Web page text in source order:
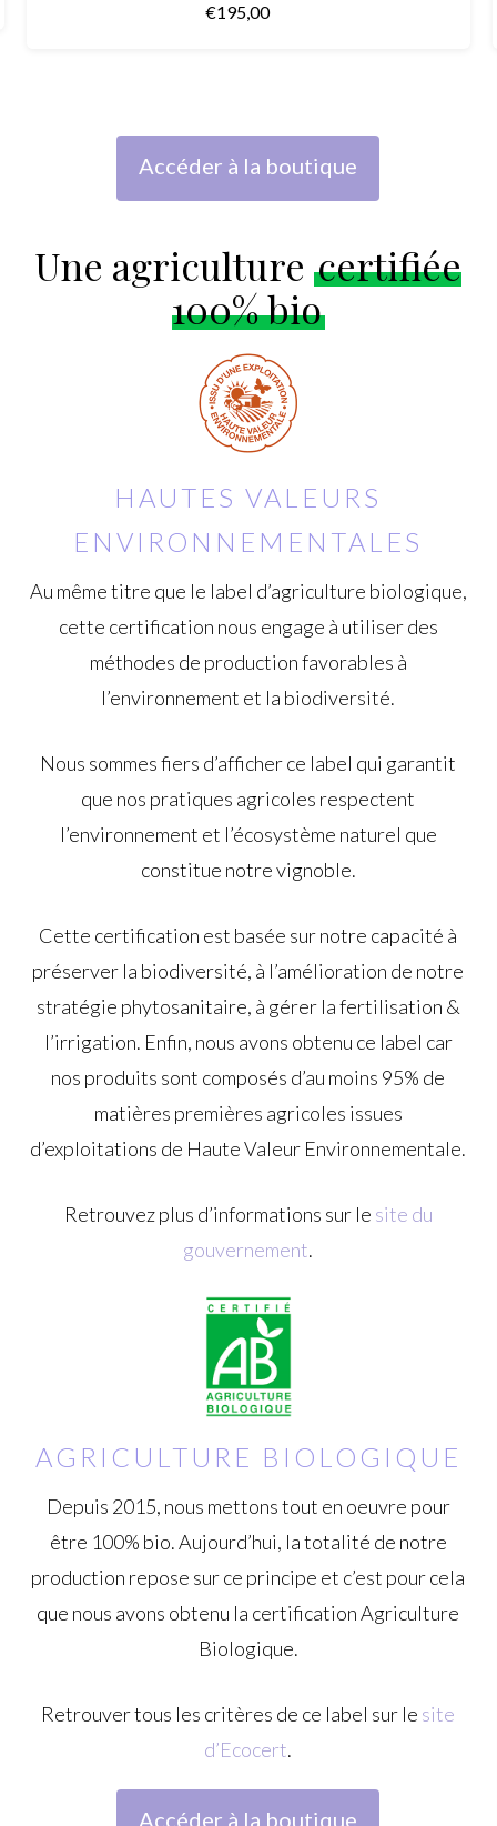
€195,00
Accéder à la boutique
Une agriculturecertifiée
100% bio
HAUTES VALEURS
ENVIRONNEMENTALES
Au même titre que le label d’agriculture biologique,
cette certification nous engage à utiliser des
méthodes de production favorables à
l’environnement et la biodiversité.
Nous sommes fiers d’afficher ce label qui garantit
que nos pratiques agricoles respectent
l’environnement et l’écosystème naturel que
constitue notre vignoble.
Cette certification est basée sur notre capacité à
préserver la biodiversité, à l’amélioration de notre
stratégie phytosanitaire, à gérer la fertilisation &
l’irrigation. Enfin, nous avons obtenu ce label car
nos produits sont composés d’au moins 95% de
matières premières agricoles issues
d’exploitations de Haute Valeur Environnementale.
Retrouvez plus d’informations sur le site du
gouvernement.
AGRICULTURE BIOLOGIQUE
Depuis 2015, nous mettons tout en oeuvre pour
être 100% bio. Aujourd’hui, la totalité de notre
production repose sur ce principe et c’est pour cela
que nous avons obtenu la certification Agriculture
Biologique.
Retrouver tous les critères de ce label sur le site
d’Ecocert.
Accéder à la boutique